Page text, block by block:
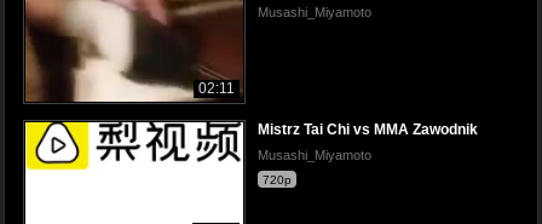
02:11
Musashi_Miyamoto
Mistrz Tai Chi vs MMA Zawodnik
Musashi_Miyamoto
720p